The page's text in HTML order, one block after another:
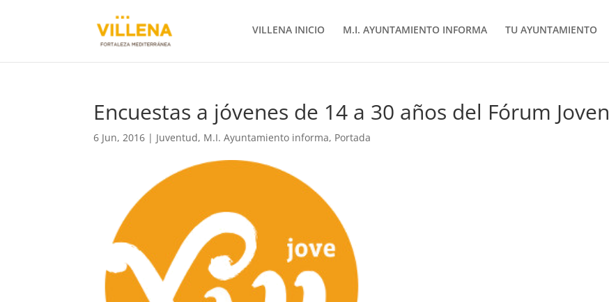
VILLENA INICIO M.I. AYUNTAMIENTO INFORMA TU AYUNTAMIENTO
Encuestas a jóvenes de 14 a 30 años del Fórum Joven
6 Jun, 2016 | Juventud, M.I. Ayuntamiento informa, Portada